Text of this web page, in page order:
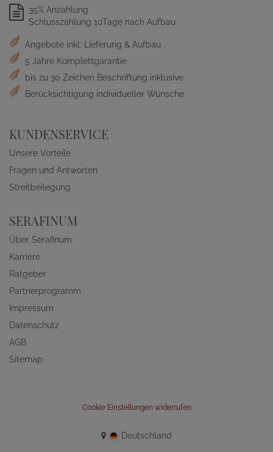
35% Anzahlung
Schlusszahlung 10Tage nach Aufbau
Angebote inkl. Lieferung & Aufbau
5 Jahre Komplettgarantie
bis zu 30 Zeichen Beschriftung inklusive
Berücksichtigung individueller Wünsche
KUNDENSERVICE
Unsere Vorteile
Fragen und Antworten
Streitbeilegung
SERAFINUM
Über Serafinum
Karriere
Ratgeber
Partnerprogramm
Impressum
Datenschutz
AGB
Sitemap
Cookie Einstellungen widerrufen
Deutschland